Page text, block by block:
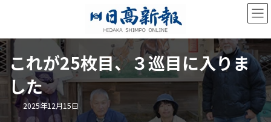
ン
ツ
へ
ス
ー
シ
ョ
ン
これが25枚目、３巡目に入りま
した
2025年12月15日